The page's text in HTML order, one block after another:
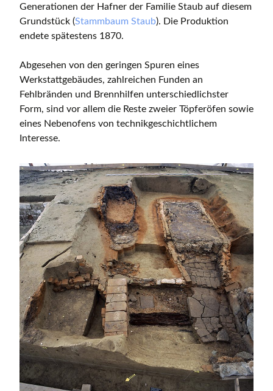
Generationen der Hafner der Familie Staub auf diesem
Grundstück (Stammbaum Staub). Die Produktion
endete spätestens 1870.
Abgesehen von den geringen Spuren eines
Werkstattgebäudes, zahlreichen Funden an
Fehlbränden und Brennhilfen unterschiedlichster
Form, sind vor allem die Reste zweier Töpferöfen sowie
eines Nebenofens von technikgeschichtlichem
Interesse.